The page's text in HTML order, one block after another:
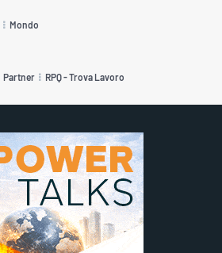
Mondo
Partner RPQ - Trova Lavoro